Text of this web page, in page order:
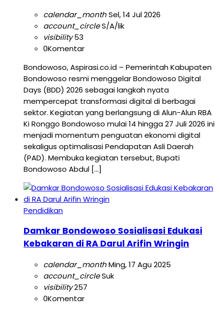
calendar_monthSel, 14 Jul 2026
account_circleS/A/lik
visibility53
0Komentar
Bondowoso, Aspirasi.co.id – Pemerintah Kabupaten
Bondowoso resmi menggelar Bondowoso Digital
Days (BDD) 2026 sebagai langkah nyata
mempercepat transformasi digital di berbagai
sektor. Kegiatan yang berlangsung di Alun-Alun RBA
Ki Ronggo Bondowoso mulai 14 hingga 27 Juli 2026 ini
menjadi momentum penguatan ekonomi digital
sekaligus optimalisasi Pendapatan Asli Daerah
(PAD). Membuka kegiatan tersebut, Bupati
Bondowoso Abdul […]
Pendidikan
Damkar Bondowoso Sosialisasi Edukasi
Kebakaran di RA Darul Arifin Wringin
calendar_monthMing, 17 Agu 2025
account_circleSuk
visibility257
0Komentar